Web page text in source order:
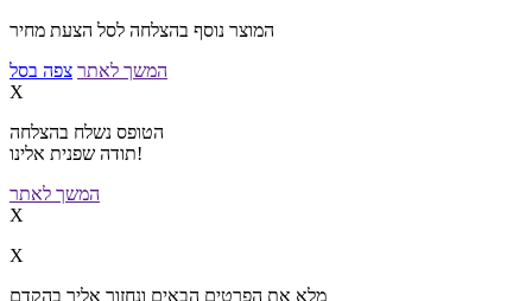
המוצר נוסף בהצלחה לסל הצעת מחיר
המשך לאתר צפה בסל
X
הטופס נשלח בהצלחה
תודה שפנית אלינו!
המשך לאתר
X
X
מלא את הפרטים הבאים ונחזור אליך בהקדם